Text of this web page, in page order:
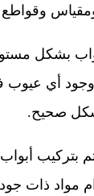
وقواطع
بشكل
وجود أي
صحيح.
مواد ذات